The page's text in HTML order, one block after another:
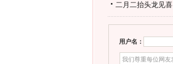
二月二抬头龙见喜
用户名：